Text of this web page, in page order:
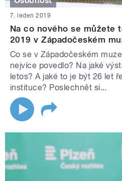
7. leden 2019
Na co nového se můžete
2019 v Západočeském
Co se v Západočeském
nejvíce povedlo? Na jaké
letos? A jaké to je být 26 let
instituce? Poslechnět si...